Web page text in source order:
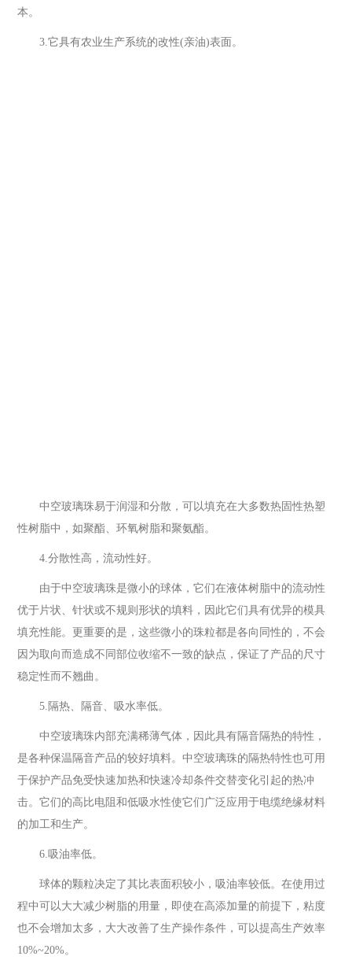
本。
3.它具有农业生产系统的改性(亲油)表面。
中空玻璃珠易于润湿和分散，可以填充在大多数热固性热塑
性树脂中，如聚酯、环氧树脂和聚氨酯。
4.分散性高，流动性好。
由于中空玻璃珠是微小的球体，它们在液体树脂中的流动性
优于片状、针状或不规则形状的填料，因此它们具有优异的模具
填充性能。更重要的是，这些微小的珠粒都是各向同性的，不会
因为取向而造成不同部位收缩不一致的缺点，保证了产品的尺寸
稳定性而不翘曲。
5.隔热、隔音、吸水率低。
中空玻璃珠内部充满稀薄气体，因此具有隔音隔热的特性，
是各种保温隔音产品的较好填料。中空玻璃珠的隔热特性也可用
于保护产品免受快速加热和快速冷却条件交替变化引起的热冲
击。它们的高比电阻和低吸水性使它们广泛应用于电缆绝缘材料
的加工和生产。
6.吸油率低。
球体的颗粒决定了其比表面积较小，吸油率较低。在使用过
程中可以大大减少树脂的用量，即使在高添加量的前提下，粘度
也不会增加太多，大大改善了生产操作条件，可以提高生产效率
10%~20%。